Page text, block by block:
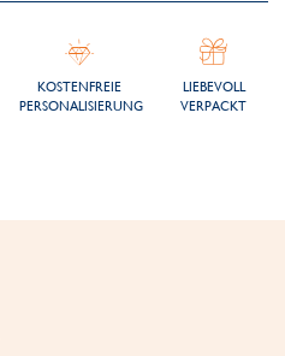
KOSTENFREIE
PERSONALISIERUNG
LIEBEVOLL
VERPACKT